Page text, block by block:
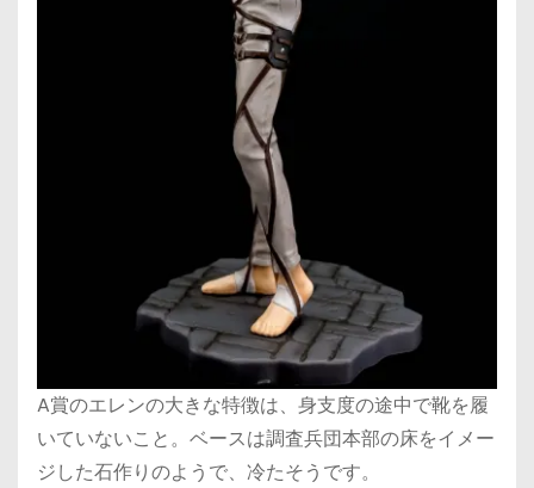
A賞のエレンの大きな特徴は、身支度の途中で靴を履
いていないこと。ベースは調査兵団本部の床をイメー
ジした石作りのようで、冷たそうです。